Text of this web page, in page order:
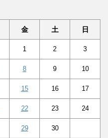
金 土 日
1 2 3
8 9 10
15 16 17
22 23 24
29 30